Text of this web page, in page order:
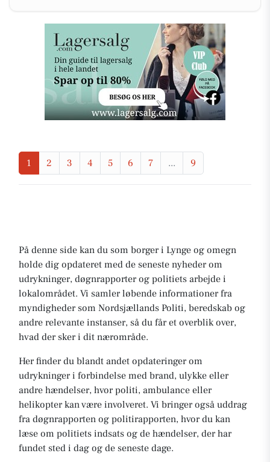
1 2 3 4 5 6 7 ... 9
På denne side kan du som borger i Lynge og omegn
holde dig opdateret med de seneste nyheder om
udrykninger, døgnrapporter og politiets arbejde i
lokalområdet. Vi samler løbende informationer fra
myndigheder som Nordsjællands Politi, beredskab og
andre relevante instanser, så du får et overblik over,
hvad der sker i dit nærområde.
Her finder du blandt andet opdateringer om
udrykninger i forbindelse med brand, ulykke eller
andre hændelser, hvor politi, ambulance eller
helikopter kan være involveret. Vi bringer også uddrag
fra døgnrapporten og politirapporten, hvor du kan
læse om politiets indsats og de hændelser, der har
fundet sted i dag og de seneste dage.